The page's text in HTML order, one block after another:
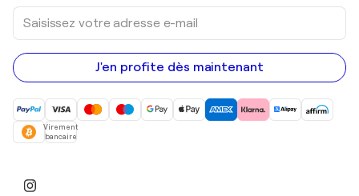
Saisissez
votre
adresse
e-
mail
J'en profite dès maintenant
Virement
bancaire